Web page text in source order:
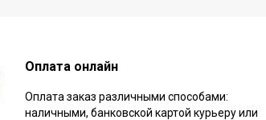
Оплата онлайн
Оплата заказ различными способами:
наличными, банковской картой курьеру или